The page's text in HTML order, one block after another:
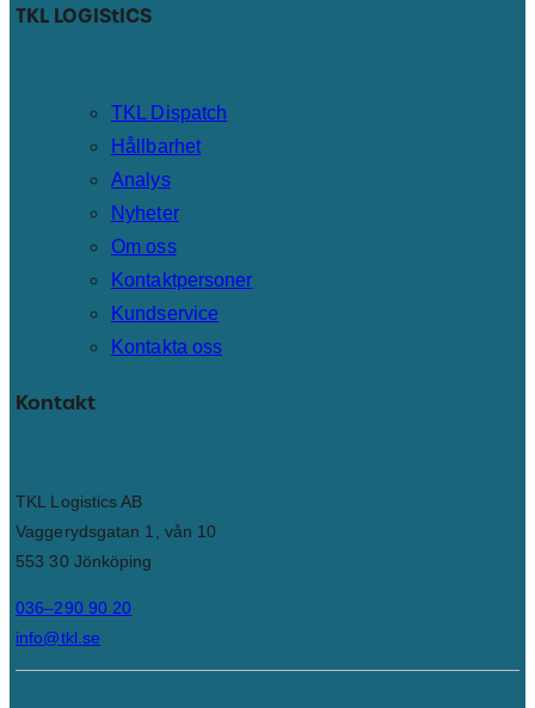
TKL LOGIStICS
TKL Dispatch
Hållbarhet
Analys
Nyheter
Om oss
Kontaktpersoner
Kundservice
Kontakta oss
Kontakt
TKL Logistics AB
Vaggerydsgatan 1, vån 10
553 30 Jönköping
036–290 90 20
info@tkl.se